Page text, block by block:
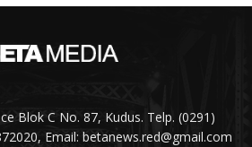
Blok C No. 87, Kudus. Telp. (0291)
Email: betanews.red@gmail.com